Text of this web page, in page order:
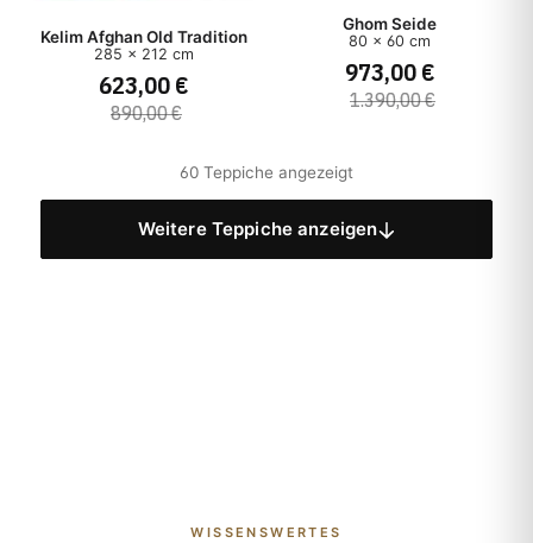
Kelim Afghan Old Tradition
285 x 212 cm
623,00 €
890,00 €
Ghom Seide
80 x 60 cm
973,00 €
1.390,00 €
60 Teppiche angezeigt
Weitere Teppiche anzeigen
WISSENSWERTES